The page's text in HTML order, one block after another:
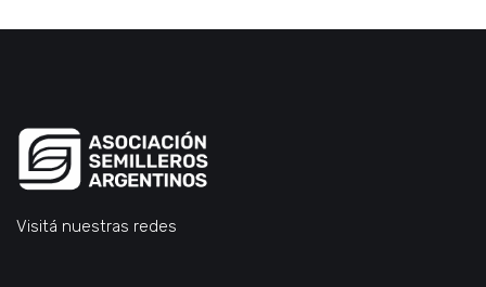
Visitá nuestras redes